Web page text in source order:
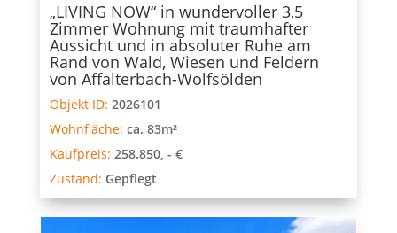
„LIVING NOW“ in wundervoller 3,5
Zimmer Wohnung mit traumhafter
Aussicht und in absoluter Ruhe am
Rand von Wald, Wiesen und Feldern
von Affalterbach-Wolfsölden
Objekt ID: 2026101
Wohnfläche: ca. 83m²
Kaufpreis: 258.850, - €
Zustand: Gepflegt